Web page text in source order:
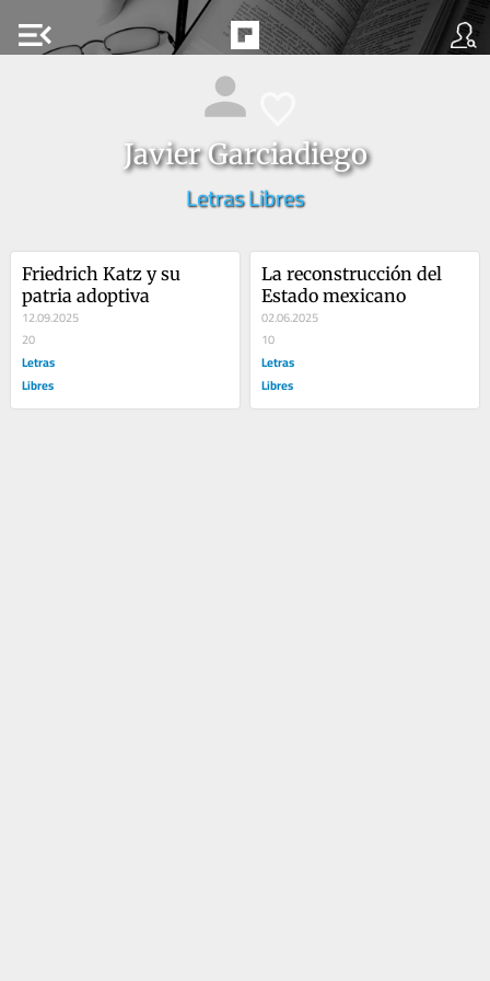
menu_open
Javier Garciadiego
Letras Libres
Friedrich Katz y su
patria adoptiva
12.09.2025
20
Letras
Libres
La reconstrucción del
Estado mexicano
02.06.2025
10
Letras
Libres